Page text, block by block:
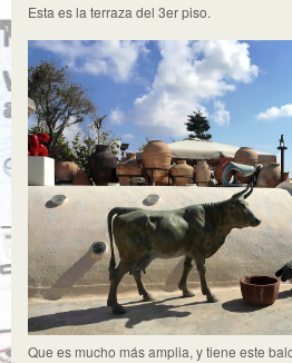
Esta es la terraza del 3er piso.
Que es mucho más amplia, y tiene este